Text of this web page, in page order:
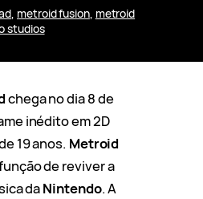
, metroid fusion, metroid
studios
chega no dia 8 de
inédito em 2D
19 anos. Metroid
de reviver a
daNintendo. A